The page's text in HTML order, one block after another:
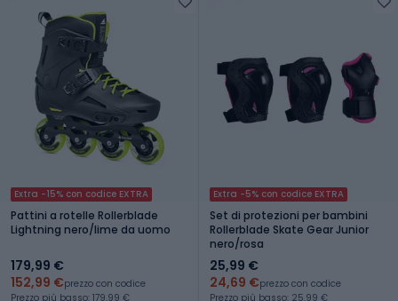
Extra -15% con codice EXTRA
Pattini a rotelle Rollerblade
Lightning nero/lime da uomo
179,99 €
152,99 €prezzo con codice
Prezzo più basso: 179,99 €
Extra -5% con codice EXTRA
Set di protezioni per bambini
Rollerblade Skate Gear Junior
nero/rosa
25,99 €
24,69 €prezzo con codice
Prezzo più basso: 25,99 €